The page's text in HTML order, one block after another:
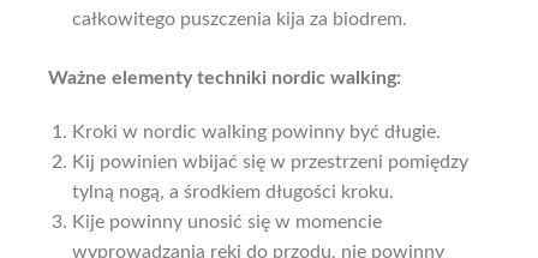
całkowitego puszczenia kija za biodrem.
Ważne elementy techniki nordic walking:
Kroki w nordic walking powinny być długie.
Kij powinien wbijać się w przestrzeni pomiędzy
tylną nogą, a środkiem długości kroku.
Kije powinny unosić się w momencie
wyprowadzania ręki do przodu, nie powinny